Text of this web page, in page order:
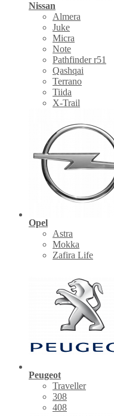
Nissan
Almera
Juke
Micra
Note
Pathfinder r51
Qashqai
Terrano
Tiida
X-Trail
Opel
Astra
Mokka
Zafira Life
Peugeot
Traveller
308
408